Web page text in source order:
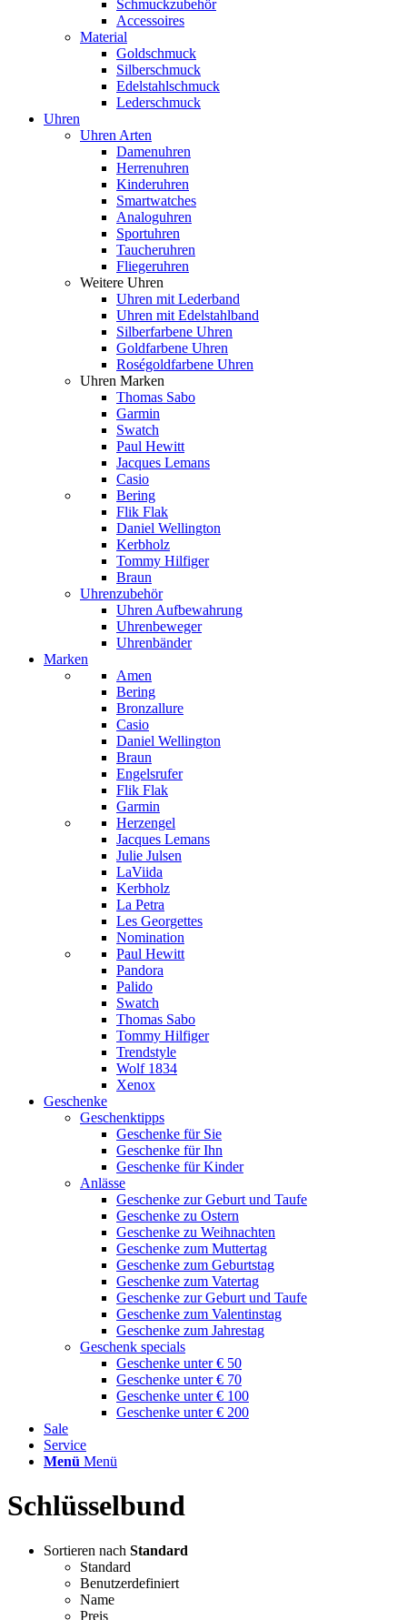
Schmuckzubehör
Accessoires
Material
Goldschmuck
Silberschmuck
Edelstahlschmuck
Lederschmuck
Uhren
Uhren Arten
Damenuhren
Herrenuhren
Kinderuhren
Smartwatches
Analoguhren
Sportuhren
Taucheruhren
Fliegeruhren
Weitere Uhren
Uhren mit Lederband
Uhren mit Edelstahlband
Silberfarbene Uhren
Goldfarbene Uhren
Roségoldfarbene Uhren
Uhren Marken
Thomas Sabo
Garmin
Swatch
Paul Hewitt
Jacques Lemans
Casio
Bering
Flik Flak
Daniel Wellington
Kerbholz
Tommy Hilfiger
Braun
Uhrenzubehör
Uhren Aufbewahrung
Uhrenbeweger
Uhrenbänder
Marken
Amen
Bering
Bronzallure
Casio
Daniel Wellington
Braun
Engelsrufer
Flik Flak
Garmin
Herzengel
Jacques Lemans
Julie Julsen
LaViida
Kerbholz
La Petra
Les Georgettes
Nomination
Paul Hewitt
Pandora
Palido
Swatch
Thomas Sabo
Tommy Hilfiger
Trendstyle
Wolf 1834
Xenox
Geschenke
Geschenktipps
Geschenke für Sie
Geschenke für Ihn
Geschenke für Kinder
Anlässe
Geschenke zur Geburt und Taufe
Geschenke zu Ostern
Geschenke zu Weihnachten
Geschenke zum Muttertag
Geschenke zum Geburtstag
Geschenke zum Vatertag
Geschenke zur Geburt und Taufe
Geschenke zum Valentinstag
Geschenke zum Jahrestag
Geschenk specials
Geschenke unter € 50
Geschenke unter € 70
Geschenke unter € 100
Geschenke unter € 200
Sale
Service
Menü Menü
Schlüsselbund
Sortieren nach Standard
Standard
Benutzerdefiniert
Name
Preis